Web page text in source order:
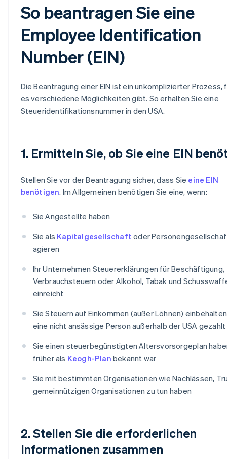
So beantragen Sie eine
Employee Identification
Number (EIN)
Die Beantragung einer EIN ist ein unkomplizierter Prozess,
es verschiedene Möglichkeiten gibt. So erhalten Sie eine
Steueridentifikationsnummer in den USA.
1. Ermitteln Sie, ob Sie eine EIN
Stellen Sie vor der Beantragung sicher, dass Sie eine EIN
benötigen. Im Allgemeinen benötigen Sie eine, wenn:
Sie Angestellte haben
Sie als Kapitalgesellschaft oder
agieren
Ihr Unternehmen Steuererklärungen für Beschäftigung,
Verbrauchsteuern oder Alkohol, Tabak und
einreicht
Sie Steuern auf Einkommen (außer Löhnen)
eine nicht ansässige Person außerhalb der USA
Sie einen steuerbegünstigten Altersvorsorgeplan
früher als Keogh-Plan bekannt war
Sie mit bestimmten Organisationen wie Nachlässen,
gemeinnützigen Organisationen zu tun haben
2. Stellen Sie die erforderlichen
Informationen zusammen